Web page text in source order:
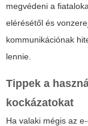
megvédeni a
elérésétől és
kommunikációnak
lennie.
Tippek a
kockázatokat
Ha valaki mégis az